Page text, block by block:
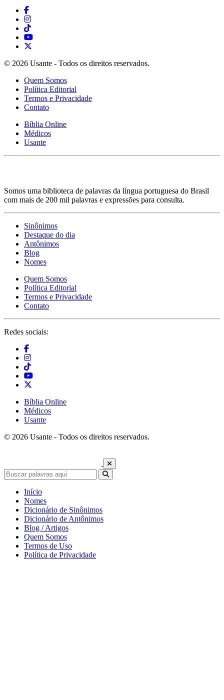
© 2026 Usante - Todos os direitos reservados.
Quem Somos
Política Editorial
Termos e Privacidade
Contato
Bíblia Online
Médicos
Usante
Somos uma biblioteca de palavras da língua portuguesa do Brasil
com mais de 200 mil palavras e expressões para consulta.
Sinônimos
Destaque do dia
Antônimos
Blog
Nomes
Quem Somos
Política Editorial
Termos e Privacidade
Contato
Redes sociais:
Bíblia Online
Médicos
Usante
© 2026 Usante - Todos os direitos reservados.
Início
Nomes
Dicionário de Sinônimos
Dicionário de Antônimos
Blog / Artigos
Quem Somos
Termos de Uso
Política de Privacidade